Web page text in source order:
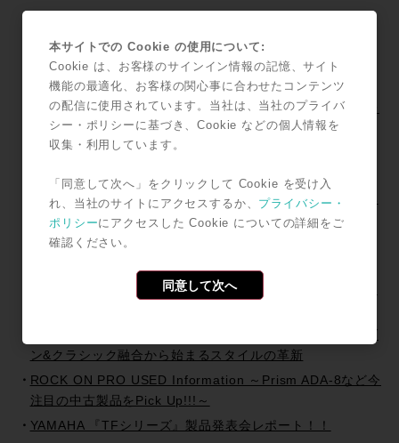
Pro Tools Information / 「MTRX + S6でモニターコント
ロール（日本語字幕版）」がYouTubeに追加！
Pro Tools HD Premium I/O Promotion~Focusrite~ !!
HDX Systemと対応I/Oを購入でスペシャルバンドル＆プレ
ゼント!!
JPPA / iZotope RXハンズオン・セミナー2017年も開催で
AVID Creative Space Present —こんなスタジオ作ってみ
ませんか？『Track Maker Studio Desk』
Avid Creative Space Presents「Step Up! このProTools
After NAB 2015 Report !! 北米最大の放送機器展が東京・
ン&クラシック融合から始まるスタイルの革新
ROCK ON PRO USED Information ～Prism ADA-8など今
注目の中古製品をPick Up!!!～
YAMAHA 『TFシリーズ』製品発表会レポート！！
本サイトでの Cookie の使用について:
Cookie は、お客様のサインイン情報の記憶、サイト
機能の最適化、お客様の関心事に合わせたコンテンツ
の配信に使用されています。当社は、当社のプライバ
シー・ポリシーに基づき、Cookie などの個人情報を
収集・利用しています。
「同意して次へ」をクリックして Cookie を受け入
れ、当社のサイトにアクセスするか、 プライバシー・
ポリシーにアクセスした Cookie についての詳細をご
確認ください。
同意して次へ